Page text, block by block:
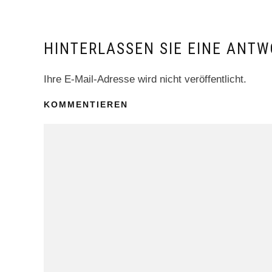
HINTERLASSEN SIE EINE
Ihre E-Mail-Adresse wird nicht veröffentlicht.
KOMMENTIEREN